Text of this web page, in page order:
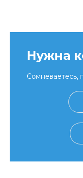
Нужна
Сомневаетесь,